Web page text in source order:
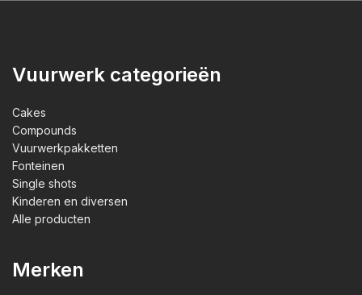
Vuurwerk categorieën
Cakes
Compounds
Vuurwerkpakketten
Fonteinen
Single shots
Kinderen en diversen
Alle producten
Merken